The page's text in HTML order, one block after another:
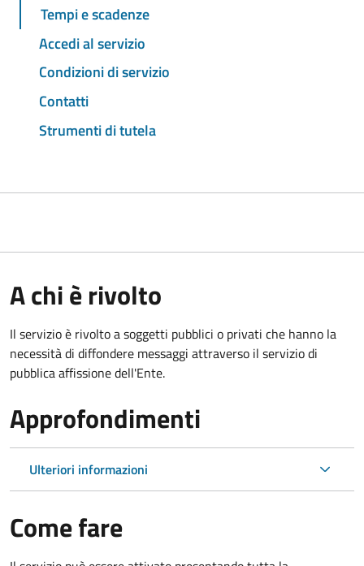
Tempi e scadenze
Accedi al servizio
Condizioni di servizio
Contatti
Strumenti di tutela
A chi è rivolto
Il servizio è rivolto a soggetti pubblici o privati che hanno la
necessità di diffondere messaggi attraverso il servizio di
pubblica affissione dell'Ente.
Approfondimenti
Ulteriori informazioni
Come fare